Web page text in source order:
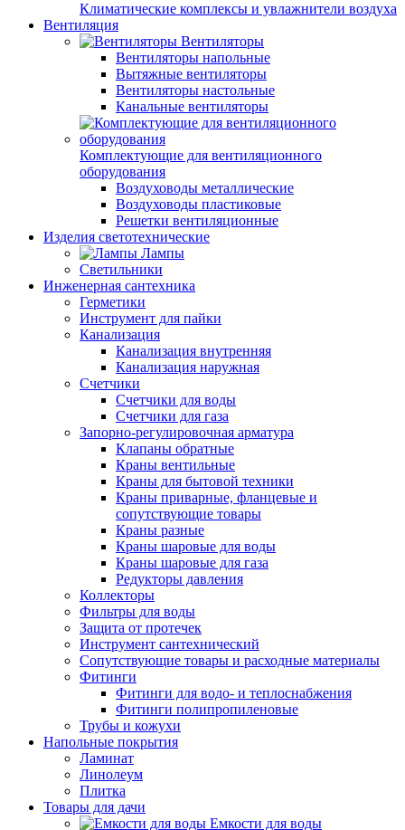
Климатические комплексы и увлажнители воздуха
Вентиляция
Вентиляторы
Вентиляторы напольные
Вытяжные вентиляторы
Вентиляторы настольные
Канальные вентиляторы
Комплектующие для вентиляционного
оборудования
Воздуховоды металлические
Воздуховоды пластиковые
Решетки вентиляционные
Изделия светотехнические
Лампы
Светильники
Инженерная сантехника
Герметики
Инструмент для пайки
Канализация
Канализация внутренняя
Канализация наружная
Счетчики
Счетчики для воды
Счетчики для газа
Запорно-регулировочная арматура
Клапаны обратные
Краны вентильные
Краны для бытовой техники
Краны приварные, фланцевые и
сопутствующие товары
Краны разные
Краны шаровые для воды
Краны шаровые для газа
Редукторы давления
Коллекторы
Фильтры для воды
Защита от протечек
Инструмент сантехнический
Сопутствующие товары и расходные материалы
Фитинги
Фитинги для водо- и теплоснабжения
Фитинги полипропиленовые
Трубы и кожухи
Напольные покрытия
Ламинат
Линолеум
Плитка
Товары для дачи
Емкости для воды